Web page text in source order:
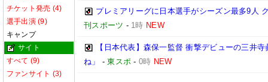
チケット発売 (4)
選手出演 (9)
キャンプ
サイト
すべて (9)
ファンサイト (3)
プレミアリーグに日本選手がシーズン最多9人
刊スポーツ - 1時 NEW
【日本代表】森保一監督 衝撃デビューの三井
ね」
-東スポ - 0時 NEW